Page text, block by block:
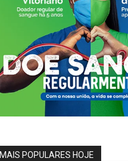
MAIS POPULARES HOJE